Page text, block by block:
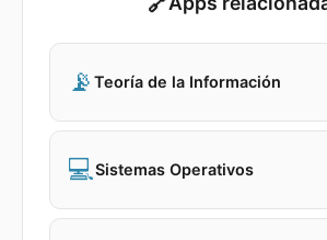
📡 Teoría de la Información
💻Sistemas Operativos